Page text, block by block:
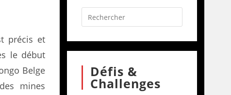
précis et
le début
Belge
mines
Défis &
Challenges